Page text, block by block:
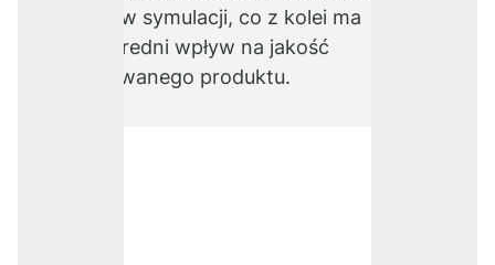
wyników symulacji, co z kolei ma
bezpośredni wpływ na jakość
opracowanego produktu.